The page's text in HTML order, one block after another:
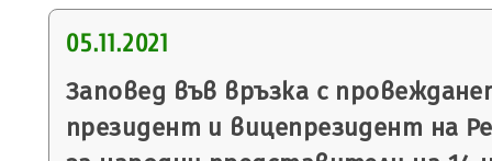
05.11.2021
Заповед във връзка с
президент и вицепрезидент на